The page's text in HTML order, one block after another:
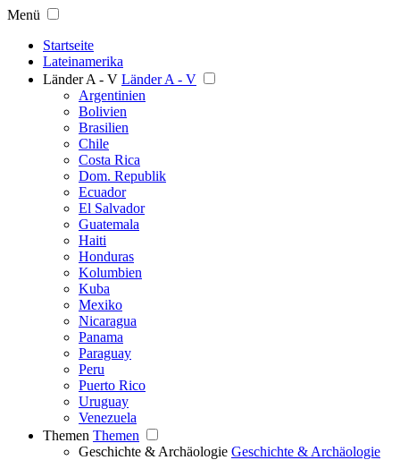
Menü
Startseite
Lateinamerika
Länder A - V Länder A - V
Argentinien
Bolivien
Brasilien
Chile
Costa Rica
Dom. Republik
Ecuador
El Salvador
Guatemala
Haiti
Honduras
Kolumbien
Kuba
Mexiko
Nicaragua
Panama
Paraguay
Peru
Puerto Rico
Uruguay
Venezuela
Themen Themen
Geschichte & Archäologie Geschichte & Archäologie